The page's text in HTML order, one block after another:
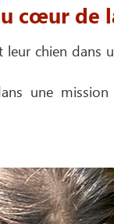
cœur de
chien dans
une mission